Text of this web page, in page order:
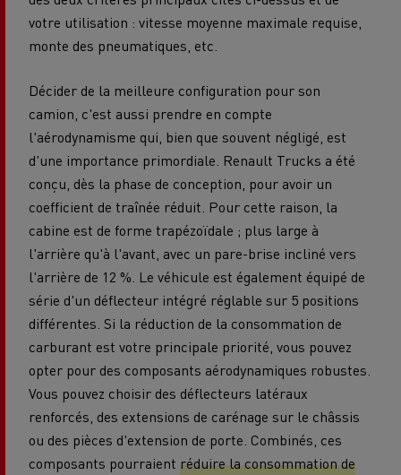
votre utilisation : vitesse moyenne maximale requise,
monte des pneumatiques, etc.
Décider de la meilleure configuration pour son
camion, c'est aussi prendre en compte
l'aérodynamisme qui, bien que souvent négligé, est
d'une importance primordiale. Renault Trucks a été
conçu, dès la phase de conception, pour avoir un
coefficient de traînée réduit. Pour cette raison, la
cabine est de forme trapézoïdale ; plus large à
l'arrière qu'à l'avant, avec un pare-brise incliné vers
l'arrière de 12 %. Le véhicule est également équipé de
série d'un déflecteur intégré réglable sur 5 positions
différentes. Si la réduction de la consommation de
carburant est votre principale priorité, vous pouvez
opter pour des composants aérodynamiques robustes.
Vous pouvez choisir des déflecteurs latéraux
renforcés, des extensions de carénage sur le châssis
ou des pièces d'extension de porte. Combinés, ces
composants pourraient réduire la consommation de